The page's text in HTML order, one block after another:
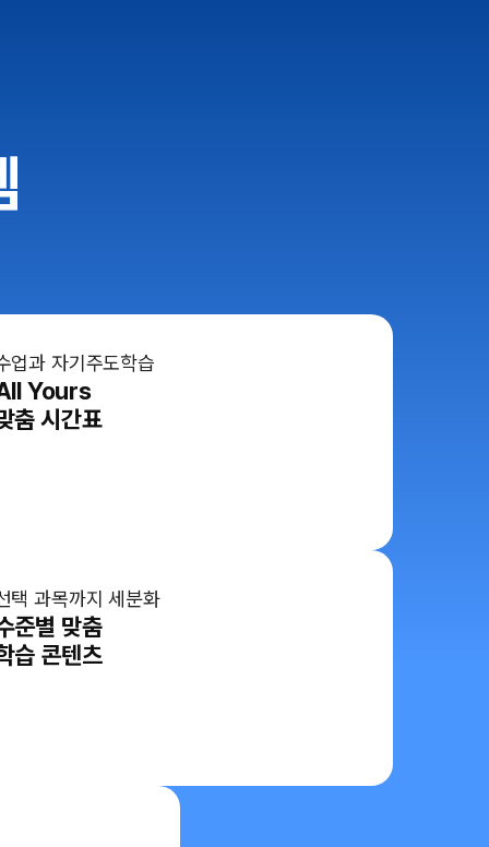
업과 자기주도학습
Yours
춤 시간표
택 과목까지 세분화
준별 맞춤
습 콘텐츠